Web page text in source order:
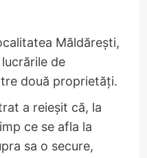
Măldărești,
de
două proprietăți.
a reieșit că, la
ce se afla la
sa o secure,